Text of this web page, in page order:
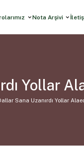
Nota Arşivi
Yollar
Sana Uzanırdı Yollar